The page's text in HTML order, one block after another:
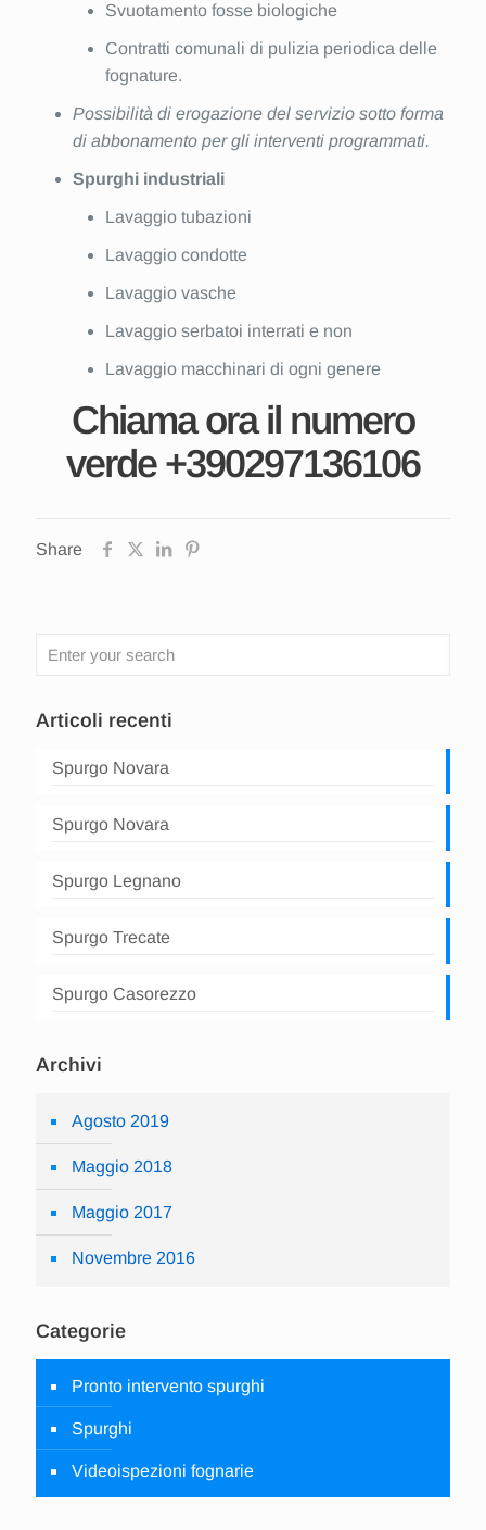
Svuotamento fosse biologiche
Contratti comunali di pulizia periodica delle
fognature.
Possibilità di erogazione del servizio sotto forma
di abbonamento per gli interventi programmati.
Spurghi industriali
Lavaggio tubazioni
Lavaggio condotte
Lavaggio vasche
Lavaggio serbatoi interrati e non
Lavaggio macchinari di ogni genere
Chiama ora il numero
verde+390297136106
Share
Articoli recenti
Spurgo Novara
Spurgo Novara
Spurgo Legnano
Spurgo Trecate
Spurgo Casorezzo
Archivi
Agosto 2019
Maggio 2018
Maggio 2017
Novembre 2016
Categorie
Pronto intervento spurghi
Spurghi
Videoispezioni fognarie